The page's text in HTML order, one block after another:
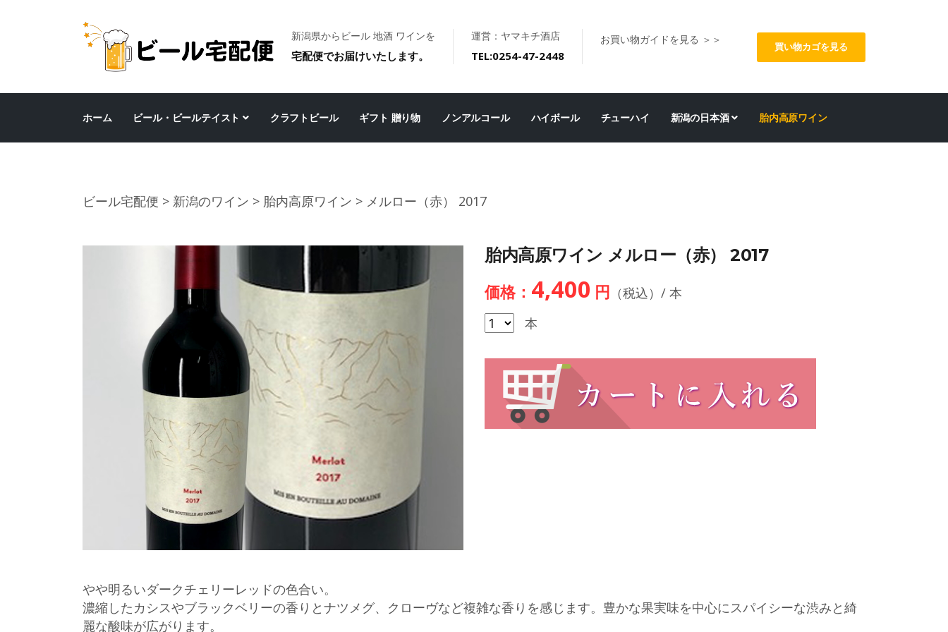
新潟県からビール 地酒 ワインを
宅配便でお届けいたします。
運営：ヤマキチ酒店
TEL:0254-47-2448
お買い物ガイドを見る ＞＞
買い物カゴを見る
ホーム ビール・ビールテイスト クラフトビール ギフト 贈り物 ノンアルコール ハイボール チューハイ 新潟の日本酒 胎内高原ワイン
ビール宅配便 > 新潟のワイン > 胎内高原ワイン > メルロー（赤） 2017
胎内高原ワイン メルロー（赤） 2017
価格： 4,400 円 （税込）/ 本
本
やや明るいダークチェリーレッドの色合い。
濃縮したカシスやブラックベリーの香りとナツメグ、クローヴなど複雑な香りを感じます。豊かな果実味を中心にスパイシーな渋みと綺
麗な酸味が広がります。